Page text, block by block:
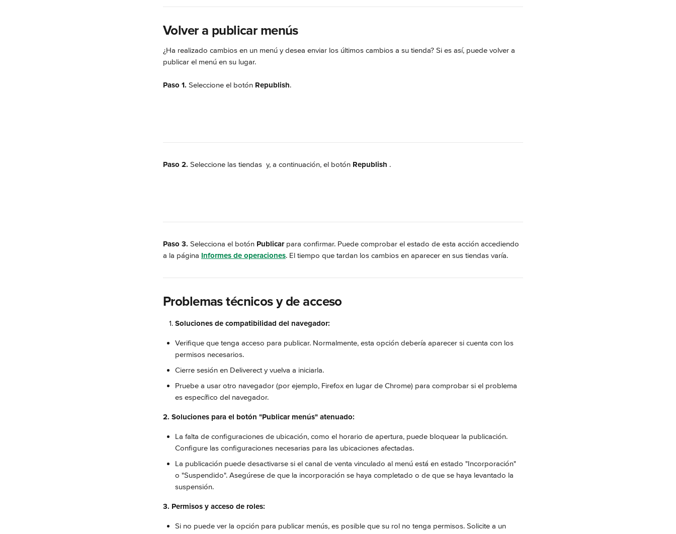
Volver a publicar menús
¿Ha realizado cambios en un menú y desea enviar los últimos cambios a su tienda? Si es así, puede volver a
publicar el menú en su lugar.
Paso 1. Seleccione el botón Republish.
Paso 2. Seleccione las tiendas y, a continuación, el botón Republish .
Paso 3. Selecciona el botón Publicar para confirmar. Puede comprobar el estado de esta acción accediendo
a la página Informes de operaciones. El tiempo que tardan los cambios en aparecer en sus tiendas varía.
Problemas técnicos y de acceso
Soluciones de compatibilidad del navegador:
Verifique que tenga acceso para publicar. Normalmente, esta opción debería aparecer si cuenta con los
permisos necesarios.
Cierre sesión en Deliverect y vuelva a iniciarla.
Pruebe a usar otro navegador (por ejemplo, Firefox en lugar de Chrome) para comprobar si el problema
es específico del navegador.
2. Soluciones para el botón "Publicar menús" atenuado:
La falta de configuraciones de ubicación, como el horario de apertura, puede bloquear la publicación.
Configure las configuraciones necesarias para las ubicaciones afectadas.
La publicación puede desactivarse si el canal de venta vinculado al menú está en estado "Incorporación"
o "Suspendido". Asegúrese de que la incorporación se haya completado o de que se haya levantado la
suspensión.
3. Permisos y acceso de roles:
Si no puede ver la opción para publicar menús, es posible que su rol no tenga permisos. Solicite a un